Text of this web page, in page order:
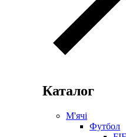
Каталог
М'ячі
Футбол